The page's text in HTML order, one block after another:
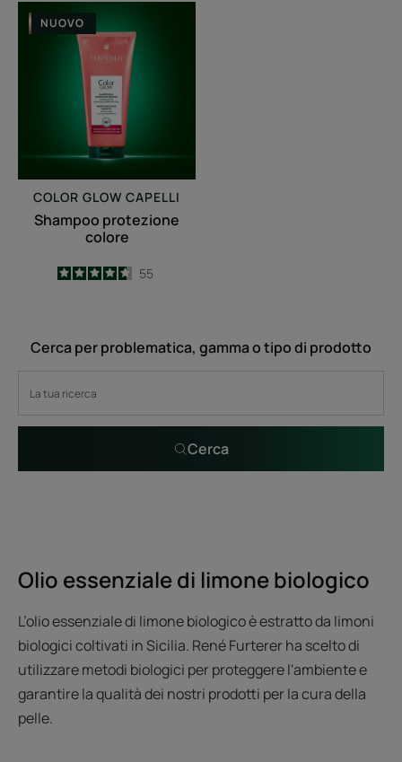
protezione
colore
NUOVO
COLOR GLOW CAPELLI
Shampoo protezione
colore
4.6
/5
55
Cerca per problematica, gamma o tipo di prodotto
Cerca
Olio essenziale di limone biologico
L’olio essenziale di limone biologico è estratto da limoni
biologici coltivati in Sicilia. René Furterer ha scelto di
utilizzare metodi biologici per proteggere l'ambiente e
garantire la qualità dei nostri prodotti per la cura della
pelle.